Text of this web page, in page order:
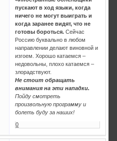
пускают в ход языки, когда
ничего не могут выиграть и
когда заранее видят, что не
готовы бороться.Сейчас
Россию буквально в любом
направлении делают виновной и
изгоем. Хорошо катаемся –
недовольны, плохо катаемся –
злорадствуют.
Не стоит обращать
внимания на эти нападки.
Пойду смотреть
произвольную программу и
болеть буду за наших!
0